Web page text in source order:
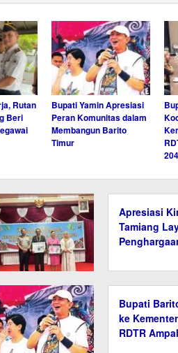
Rutan
Beri
Bupati Yamin Apresiasi
Peran Komunitas dalam
Membangun Barito
Timur
Apresiasi
Tamiang
Bupati
ke
RDTR